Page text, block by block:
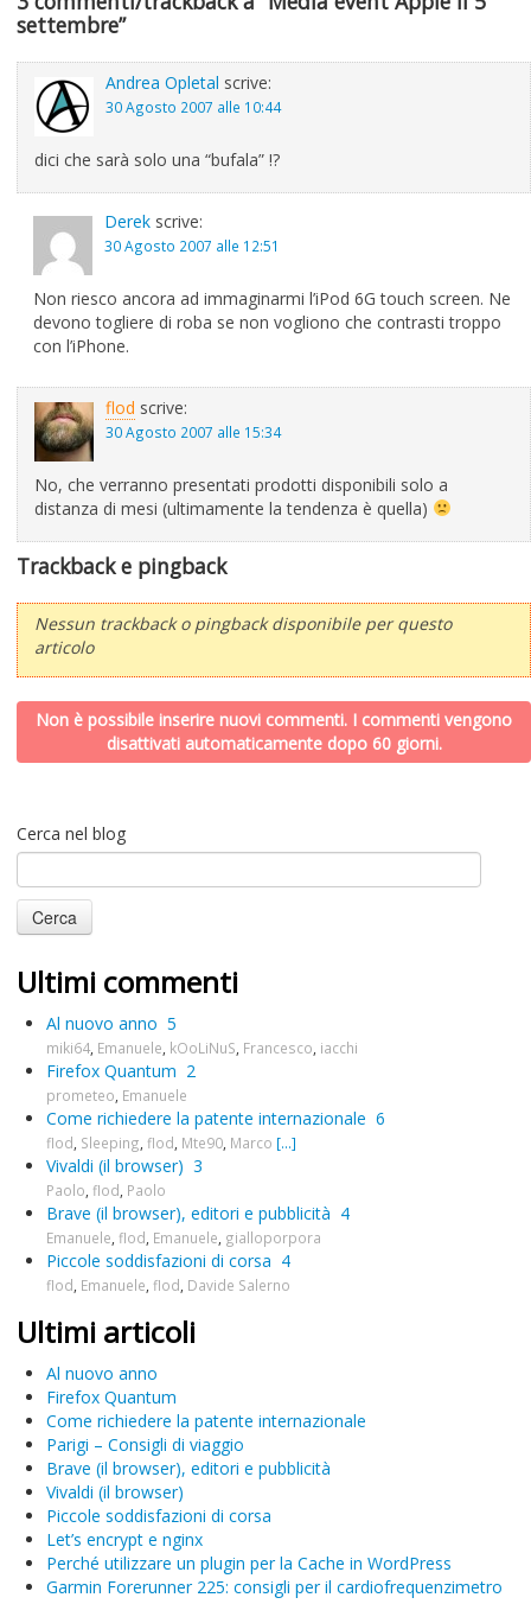
settembre”
Andrea Opletal scrive:
30 Agosto 2007 alle 10:44
dici che sarà solo una “bufala” !?
Derek scrive:
30 Agosto 2007 alle 12:51
Non riesco ancora ad immaginarmi l’iPod 6G touch screen. Ne
devono togliere di roba se non vogliono che contrasti troppo
con l’iPhone.
flod scrive:
30 Agosto 2007 alle 15:34
No, che verranno presentati prodotti disponibili solo a
distanza di mesi (ultimamente la tendenza è quella)
Trackback e pingback
Nessun trackback o pingback disponibile per questo
articolo
Non è possibile inserire nuovi commenti. I commenti vengono
disattivati automaticamente dopo 60 giorni.
Cerca nel blog
Ultimi commenti
Al nuovo anno 5
miki64 Emanuele kOoLiNuS Francesco iacchi
Firefox Quantum 2
prometeo Emanuele
Come richiedere la patente internazionale 6
flod Sleeping flod Mte90 Marco [...]
Vivaldi (il browser) 3
Paolo flod Paolo
Brave (il browser), editori e pubblicità 4
Emanuele flod Emanuele gialloporpora
Piccole soddisfazioni di corsa 4
flod Emanuele flod Davide Salerno
Ultimi articoli
Al nuovo anno
Firefox Quantum
Come richiedere la patente internazionale
Parigi – Consigli di viaggio
Brave (il browser), editori e pubblicità
Vivaldi (il browser)
Piccole soddisfazioni di corsa
Let’s encrypt e nginx
Perché utilizzare un plugin per la Cache in WordPress
Garmin Forerunner 225: consigli per il cardiofrequenzimetro